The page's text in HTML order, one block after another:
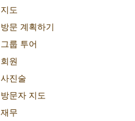
지도
방문 계획하기
그룹 투어
회원
사진술
방문자 지도
재무